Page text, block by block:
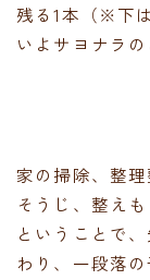
残る1本（※下
いよサヨナラの
家の掃除、整
そうじ、整えも
ということで
わり、一段落